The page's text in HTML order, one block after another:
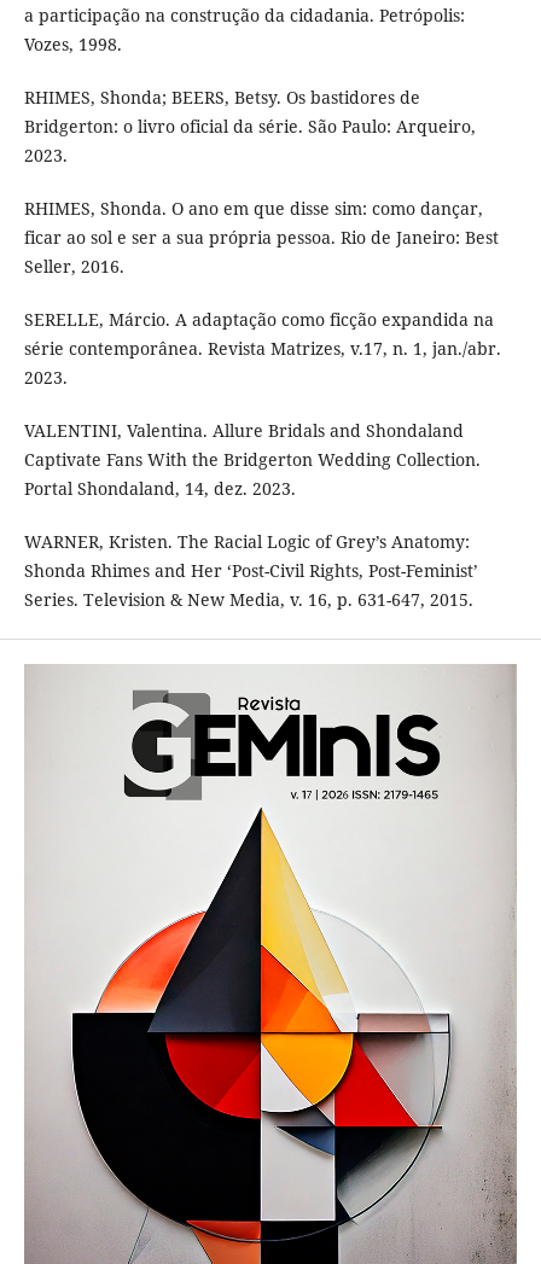
a participação na construção da cidadania. Petrópolis:
Vozes, 1998.
RHIMES, Shonda; BEERS, Betsy. Os bastidores de
Bridgerton: o livro oficial da série. São Paulo: Arqueiro,
2023.
RHIMES, Shonda. O ano em que disse sim: como dançar,
ficar ao sol e ser a sua própria pessoa. Rio de Janeiro: Best
Seller, 2016.
SERELLE, Márcio. A adaptação como ficção expandida na
série contemporânea. Revista Matrizes, v.17, n. 1, jan./abr.
2023.
VALENTINI, Valentina. Allure Bridals and Shondaland
Captivate Fans With the Bridgerton Wedding Collection.
Portal Shondaland, 14, dez. 2023.
WARNER, Kristen. The Racial Logic of Grey’s Anatomy:
Shonda Rhimes and Her ‘Post-Civil Rights, Post-Feminist’
Series. Television & New Media, v. 16, p. 631-647, 2015.